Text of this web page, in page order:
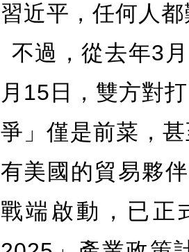
習近平，任何人
不過，從去年3 月
月 15 日，雙方對
爭」僅是前菜，
有美國的貿易夥
戰端啟動，已正